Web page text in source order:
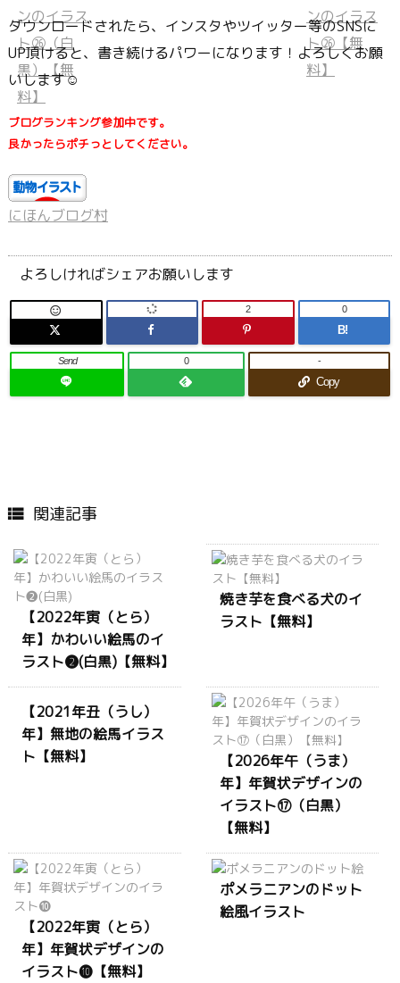
ダウンロードされたら、インスタやツイッター等のSNSに
UP頂けると、書き続けるパワーになります！よろしくお願
いします☺
ブログランキング参加中です。
良かったらポチっとしてください。
にほんブログ村
よろしければシェアお願いします
 2
B!
0
Send 0
Copy
-
 関連記事
【2022年寅（とら）
年】かわいい絵馬のイ
ラスト❷(白黒)【無料】
焼き芋を食べる犬のイ
ラスト【無料】
【2021年丑（うし）
年】無地の絵馬イラス
ト【無料】
【2026年午（うま）
年】年賀状デザインの
イラスト⑰（白黒）
【無料】
【2022年寅（とら）
年】年賀状デザインの
イラスト❿【無料】
ポメラニアンのドット
絵風イラスト